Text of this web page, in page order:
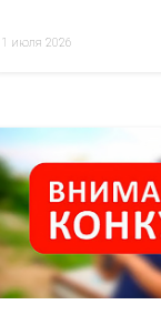
1 июля 2026